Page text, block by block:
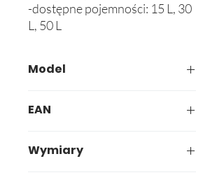
-dostępne pojemności: 15 L, 30
L, 50 L
Model
EAN
Wymiary